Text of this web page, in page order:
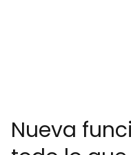
Nueva